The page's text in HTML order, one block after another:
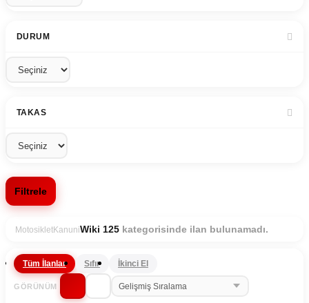
DURUM
TAKAS
Filtrele
MotosikletKanuniWiki 125 kategorisinde ilan bulunamadı.
Tüm İlanlar Sıfır İkinci El
GÖRÜNÜM